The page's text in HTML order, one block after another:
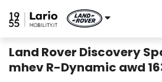
Land Rover Discovery
mhev R-Dynamic awd